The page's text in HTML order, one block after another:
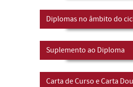
Diplomas no âmbito do
Suplemento ao Diploma
Carta de Curso e Carta